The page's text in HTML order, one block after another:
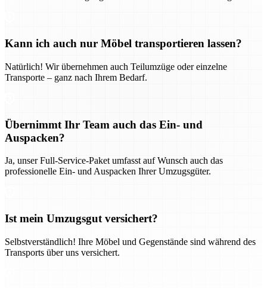
Kann ich auch nur Möbel transportieren lassen?
Natürlich! Wir übernehmen auch Teilumzüge oder einzelne
Transporte – ganz nach Ihrem Bedarf.
Übernimmt Ihr Team auch das Ein- und
Auspacken?
Ja, unser Full-Service-Paket umfasst auf Wunsch auch das
professionelle Ein- und Auspacken Ihrer Umzugsgüter.
Ist mein Umzugsgut versichert?
Selbstverständlich! Ihre Möbel und Gegenstände sind während des
Transports über uns versichert.